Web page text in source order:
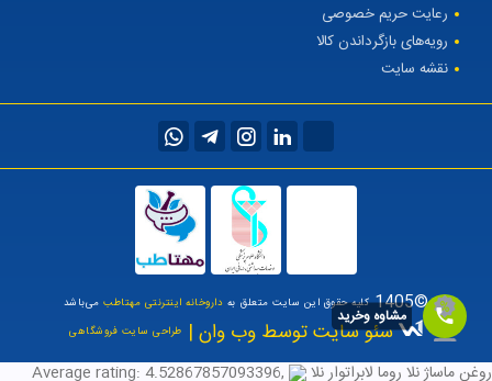
رعایت حریم خصوصی
رویه‌های بازگرداندن کالا
نقشه سایت
©1405 کلیه حقوق این سایت متعلق به داروخانه اینترنتی مهتاطبمی‌باشد
سئو سایت توسط وب وان | طراحی سایت فروشگاهی
روغن ماساژ نلا روما لابراتوار نلا Average rating: 4.52867857093396,
مشاوه وخرید